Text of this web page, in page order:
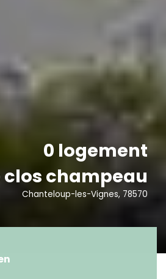
0 logement
clos champeau
Chanteloup-les-Vignes, 78570